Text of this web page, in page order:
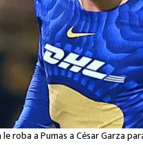
roba a Pumas a César Garza